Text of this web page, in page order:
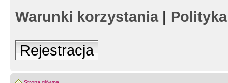
Warunki korzystania|
Rejestracja